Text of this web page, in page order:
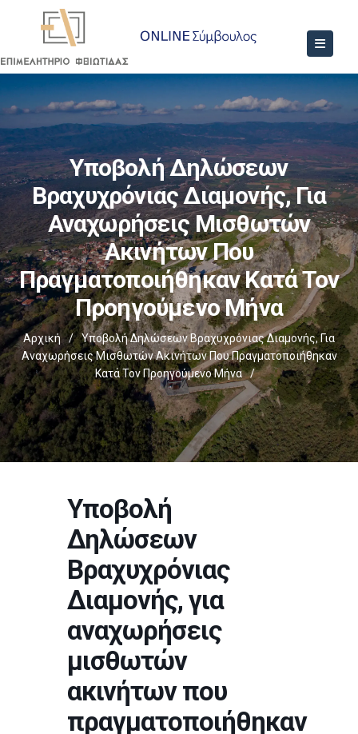
Υποβολή Δηλώσεων
Βραχυχρόνιας Διαμονής, Για
Αναχωρήσεις Μισθωτών
Ακινήτων Που
Πραγματοποιήθηκαν Κατά Τον
Προηγούμενο Μήνα
Αρχική /
Υποβολή Δηλώσεων Βραχυχρόνιας Διαμονής, Για
Αναχωρήσεις Μισθωτών Ακινήτων Που Πραγματοποιήθηκαν
Κατά Τον Προηγούμενο Μήνα
/
Υποβολή
Δηλώσεων
Βραχυχρόνιας
Διαμονής, για
αναχωρήσεις
μισθωτών
ακινήτων που
πραγματοποιήθηκαν